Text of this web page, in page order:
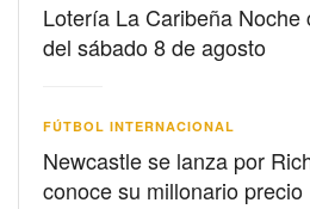
Lotería La Caribeña Noche
del sábado 8 de agosto
FÚTBOL INTERNACIONAL
Newcastle se lanza por
conoce su millonario precio